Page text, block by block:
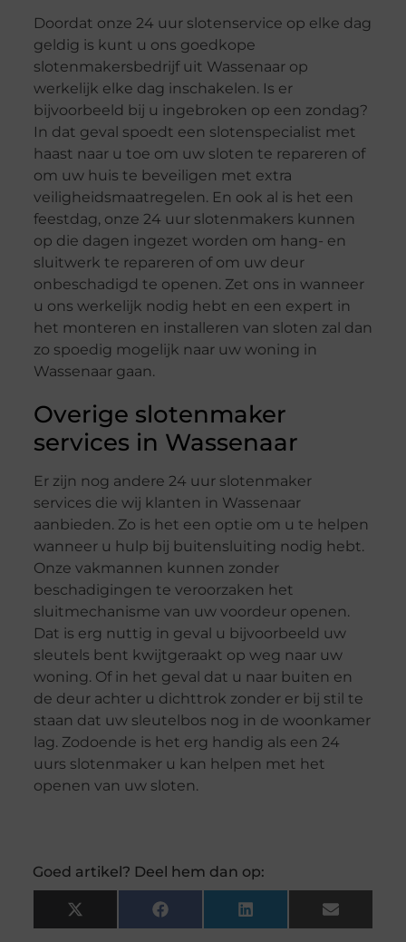
Doordat onze 24 uur slotenservice op elke dag
geldig is kunt u ons goedkope
slotenmakersbedrijf uit Wassenaar op
werkelijk elke dag inschakelen. Is er
bijvoorbeeld bij u ingebroken op een zondag?
In dat geval spoedt een slotenspecialist met
haast naar u toe om uw sloten te repareren of
om uw huis te beveiligen met extra
veiligheidsmaatregelen. En ook al is het een
feestdag, onze 24 uur slotenmakers kunnen
op die dagen ingezet worden om hang- en
sluitwerk te repareren of om uw deur
onbeschadigd te openen. Zet ons in wanneer
u ons werkelijk nodig hebt en een expert in
het monteren en installeren van sloten zal dan
zo spoedig mogelijk naar uw woning in
Wassenaar gaan.
Overige slotenmaker
services in Wassenaar
Er zijn nog andere 24 uur slotenmaker
services die wij klanten in Wassenaar
aanbieden. Zo is het een optie om u te helpen
wanneer u hulp bij buitensluiting nodig hebt.
Onze vakmannen kunnen zonder
beschadigingen te veroorzaken het
sluitmechanisme van uw voordeur openen.
Dat is erg nuttig in geval u bijvoorbeeld uw
sleutels bent kwijtgeraakt op weg naar uw
woning. Of in het geval dat u naar buiten en
de deur achter u dichttrok zonder er bij stil te
staan dat uw sleutelbos nog in de woonkamer
lag. Zodoende is het erg handig als een 24
uurs slotenmaker u kan helpen met het
openen van uw sloten.
Goed artikel? Deel hem dan op:
X
(Twitter)
Facebook LinkedIn Email